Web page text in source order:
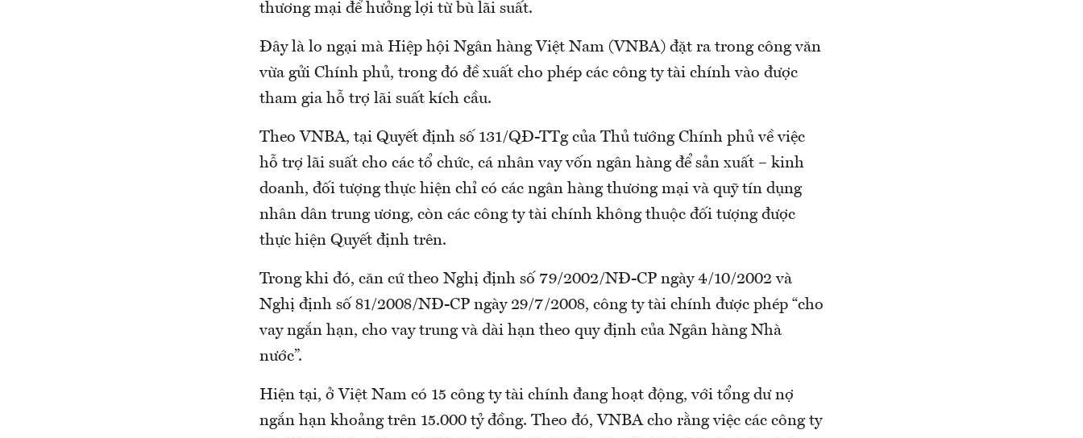
thương mại để hưởng lợi từ bù lãi suất.
Đây là lo ngại mà Hiệp hội Ngân hàng Việt Nam (VNBA) đặt ra trong công văn
vừa gửi Chính phủ, trong đó đề xuất cho phép các công ty tài chính vào được
tham gia hỗ trợ lãi suất kích cầu.
Theo VNBA, tại Quyết định số 131/QĐ-TTg của Thủ tướng Chính phủ về việc
hỗ trợ lãi suất cho các tổ chức, cá nhân vay vốn ngân hàng để sản xuất – kinh
doanh, đối tượng thực hiện chỉ có các ngân hàng thương mại và quỹ tín dụng
nhân dân trung ương, còn các công ty tài chính không thuộc đối tượng được
thực hiện Quyết định trên.
Trong khi đó, căn cứ theo Nghị định số 79/2002/NĐ-CP ngày 4/10/2002 và
Nghị định số 81/2008/NĐ-CP ngày 29/7/2008, công ty tài chính được phép “cho
vay ngắn hạn, cho vay trung và dài hạn theo quy định của Ngân hàng Nhà
nước”.
Hiện tại, ở Việt Nam có 15 công ty tài chính đang hoạt động, với tổng dư nợ
ngắn hạn khoảng trên 15.000 tỷ đồng. Theo đó, VNBA cho rằng việc các công ty